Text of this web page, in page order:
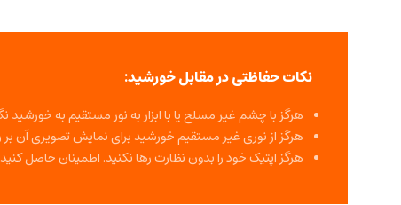
نکات حفاظتی در مقابل خورشید:
هرگز با چشم غیر مسلح یا با ابزار به نور مستقیم به
هرگز از نوری غیر مستقیم خورشید برای نمایش تصویری آن
هرگز اپتیک خود را بدون نظارت رها نکنید. اطمینان حاصل